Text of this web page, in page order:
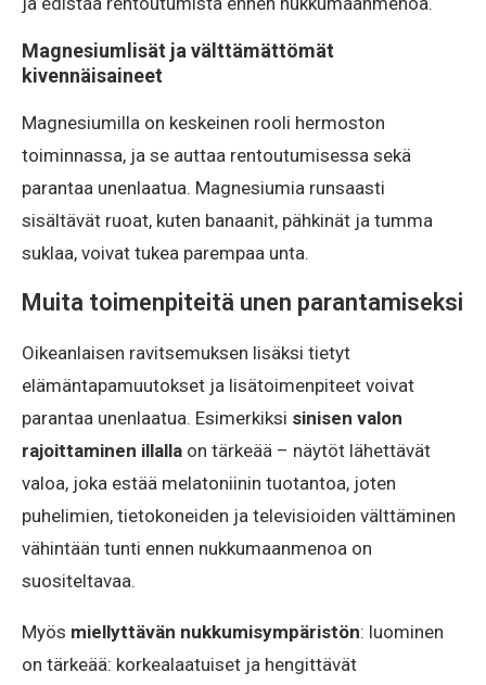
Magnesiumlisät ja välttämättömät
kivennäisaineet
Magnesiumilla on keskeinen rooli hermoston
toiminnassa, ja se auttaa rentoutumisessa sekä
parantaa unenlaatua. Magnesiumia runsaasti
sisältävät ruoat, kuten banaanit, pähkinät ja tumma
suklaa, voivat tukea parempaa unta.
Muita toimenpiteitä unen parantamiseksi
Oikeanlaisen ravitsemuksen lisäksi tietyt
elämäntapamuutokset ja lisätoimenpiteet voivat
parantaa unenlaatua. Esimerkiksi sinisen valon
rajoittaminen illalla on tärkeää – näytöt lähettävät
valoa, joka estää melatoniinin tuotantoa, joten
puhelimien, tietokoneiden ja televisioiden välttäminen
vähintään tunti ennen nukkumaanmenoa on
suositeltavaa.
Myös miellyttävän nukkumisympäristön: luominen
on tärkeää: korkealaatuiset ja hengittävät